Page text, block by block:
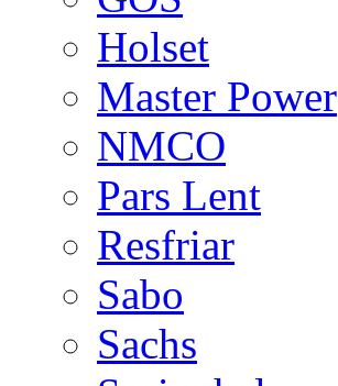
Holset
Master Power
NMCO
Pars Lent
Resfriar
Sabo
Sachs